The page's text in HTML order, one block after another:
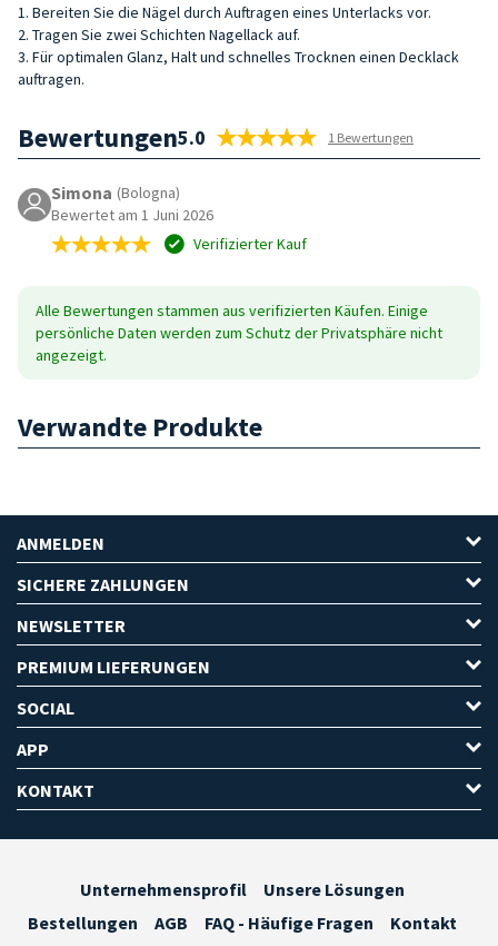
1. Bereiten Sie die Nägel durch Auftragen eines Unterlacks vor.
2. Tragen Sie zwei Schichten Nagellack auf.
3. Für optimalen Glanz, Halt und schnelles Trocknen einen Decklack
auftragen.
Bewertungen5.0 1 Bewertungen
Simona (Bologna)
Bewertet am 1 Juni 2026
Verifizierter Kauf
Alle Bewertungen stammen aus verifizierten Käufen. Einige
persönliche Daten werden zum Schutz der Privatsphäre nicht
angezeigt.
Verwandte Produkte
ANMELDEN
SICHERE ZAHLUNGEN
NEWSLETTER
PREMIUM LIEFERUNGEN
SOCIAL
APP
KONTAKT
Unternehmensprofil
Unsere Lösungen
Bestellungen
AGB FAQ - Häufige Fragen
Kontakt